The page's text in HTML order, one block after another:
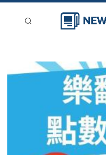
新聞稿分類